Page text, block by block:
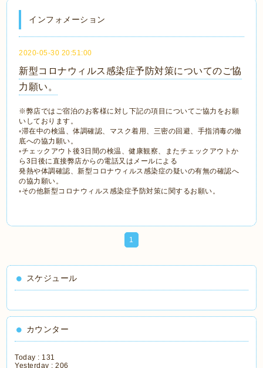
インフォメーション
2020-05-30 20:51:00
新型コロナウィルス感染症予防対策についてのご協
力願い。
※弊店ではご宿泊のお客様に対し下記の項目についてご協力をお願
いしております。
◦滞在中の検温、体調確認、マスク着用、三密の回避、手指消毒の徹
底への協力願い。
◦チェックアウト後3日間の検温、健康観察、またチェックアウトか
ら3日後に直接弊店からの電話又はメールによる
発熱や体調確認、新型コロナウィルス感染症の疑いの有無の確認へ
の協力願い。
◦その他新型コロナウィルス感染症予防対策に関するお願い。
1
スケジュール
カウンター
Today : 131
Yesterday :206